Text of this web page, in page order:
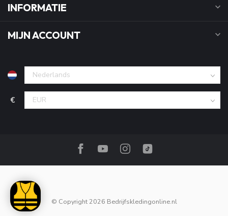
INFORMATIE
MIJN ACCOUNT
€
© Copyright 2026 Bedrijfskledingonline.nl